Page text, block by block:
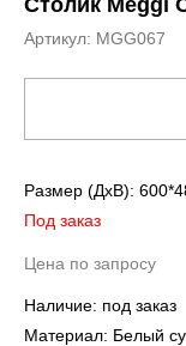
Столик Meggi
Артикул: MGG067
Размер (ДxВ):
Под заказ
Цена по запросу
Наличие: под заказ
Материал: Белый